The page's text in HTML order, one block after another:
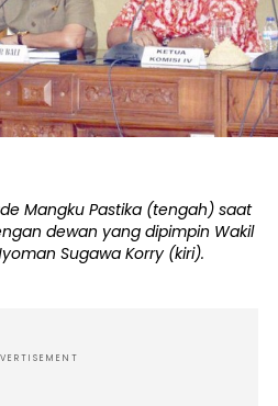
Mangku Pastika (tengah) saat
dewan yang dipimpin Wakil
Sugawa Korry (kiri).